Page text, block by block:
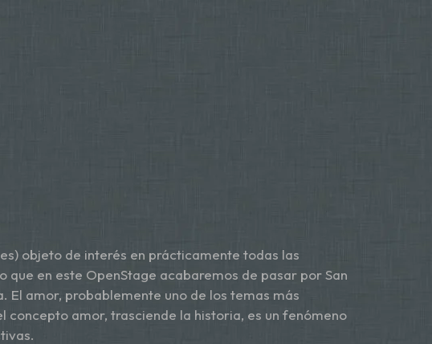
objeto de interés en prácticamente todas las
en este OpenStage acabaremos de pasar por San
El amor, probablemente uno de los temas más
amor, trasciende la historia, es un fenómeno